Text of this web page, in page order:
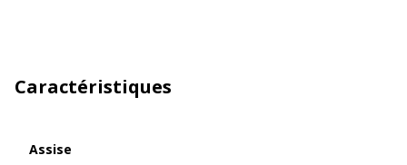
Caractéristiques
Assise